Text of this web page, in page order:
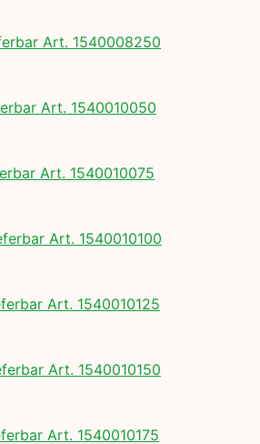
Art. 1540008250
Art. 1540010050
Art. 1540010075
Art. 1540010100
Art. 1540010125
Art. 1540010150
Art. 1540010175